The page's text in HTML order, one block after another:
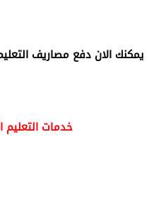
يمكنك الان دفع مصاريف
خدمات